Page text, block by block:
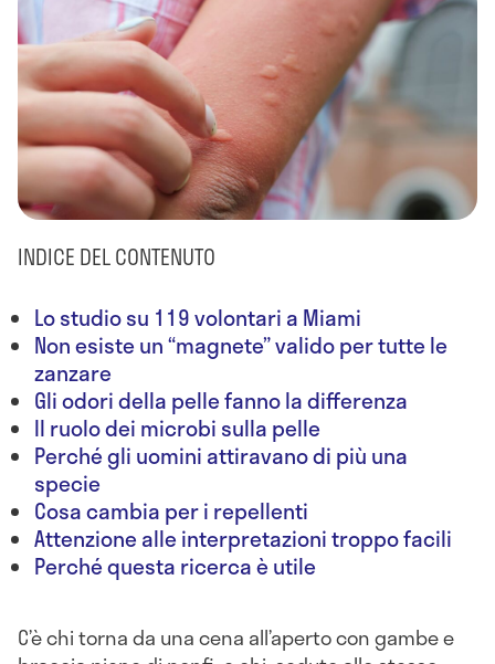
INDICE DEL CONTENUTO
Lo studio su 119 volontari a Miami
Non esiste un “magnete” valido per tutte le
zanzare
Gli odori della pelle fanno la differenza
Il ruolo dei microbi sulla pelle
Perché gli uomini attiravano di più una
specie
Cosa cambia per i repellenti
Attenzione alle interpretazioni troppo facili
Perché questa ricerca è utile
C’è chi torna da una cena all’aperto con gambe e